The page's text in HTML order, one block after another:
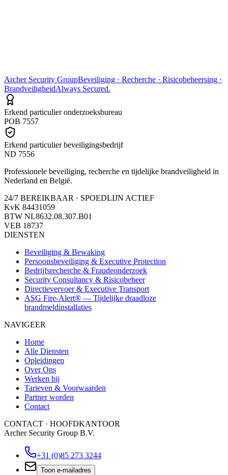
Archer Security GroupBeveiliging · Recherche · Risicobeheersing ·
BrandveiligheidAlways Secured.
Erkend particulier onderzoeksbureau
POB 7557
Erkend particulier beveiligingsbedrijf
ND 7556
Professionele beveiliging, recherche en tijdelijke brandveiligheid in
Nederland en België.
24/7 BEREIKBAAR · SPOEDLIJN ACTIEF
KvK 84431059
BTW NL8632.08.307.B01
VEB 18737
DIENSTEN
Beveiliging & Bewaking
Persoonsbeveiliging & Executive Protection
Bedrijfsrecherche & Fraudeonderzoek
Security Consultancy & Risicobeheer
Directievervoer & Executive Transport
ASG Fire-Alert® — Tijdelijke draadloze
brandmeldinstallaties
NAVIGEER
Home
Alle Diensten
Opleidingen
Over Ons
Werken bij
Tarieven & Voorwaarden
Partner worden
Contact
CONTACT · HOOFDKANTOOR
Archer Security Group B.V.
+31 (0)85 273 3244
Toon e-mailadres